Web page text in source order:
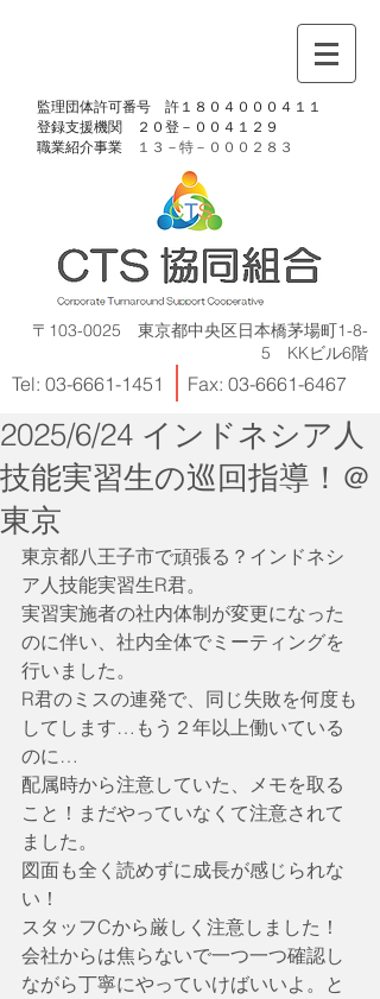
​監理団体許可番号 許１８０４０００４１１
​登録支援機関 ２０登－００４１２９
​職業紹介事業
１３－特－ ０００２８３
〒103-0025 東京都中央区日本橋茅場町1-8-
5 KKビル6階
Tel: 03-6661-1451 Fax: 03-6661-6467
2025/6/24 インドネシア人
技能実習生の巡回指導！＠
東京
東京都八王子市で頑張る？インドネシ
ア人技能実習生R君。
実習実施者の社内体制が変更になった
のに伴い、社内全体でミーティングを
行いました。
R君のミスの連発で、同じ失敗を何度も
してします…もう２年以上働いている
のに…
配属時から注意していた、メモを取る
こと！まだやっていなくて注意されて
ました。
図面も全く読めずに成長が感じられな
い！
スタッフCから厳しく注意しました！
会社からは焦らないで一つ一つ確認し
ながら丁寧にやっていけばいいよ。と